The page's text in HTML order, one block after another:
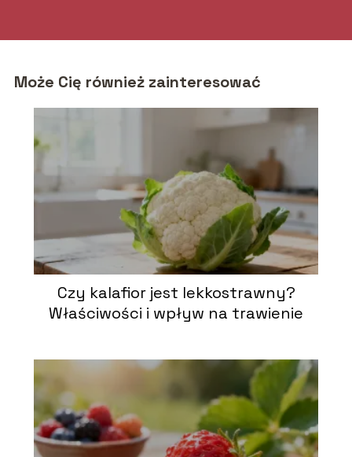
Może Cię również zainteresować
Czy kalafior jest lekkostrawny?
Właściwości i wpływ na trawienie